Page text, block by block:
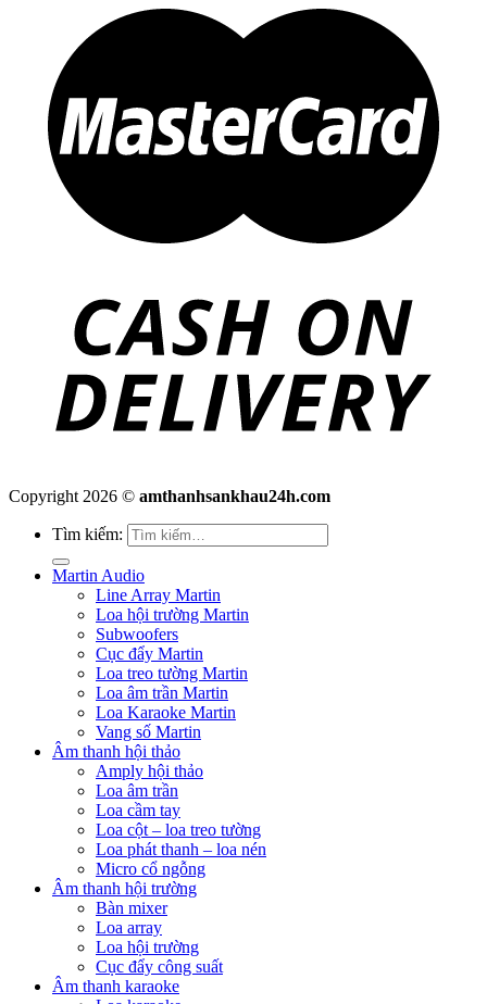
Copyright 2026 © amthanhsankhau24h.com
Tìm kiếm:
Martin Audio
Line Array Martin
Loa hội trường Martin
Subwoofers
Cục đẩy Martin
Loa treo tường Martin
Loa âm trần Martin
Loa Karaoke Martin
Vang số Martin
Âm thanh hội thảo
Amply hội thảo
Loa âm trần
Loa cầm tay
Loa cột – loa treo tường
Loa phát thanh – loa nén
Micro cổ ngỗng
Âm thanh hội trường
Bàn mixer
Loa array
Loa hội trường
Cục đẩy công suất
Âm thanh karaoke